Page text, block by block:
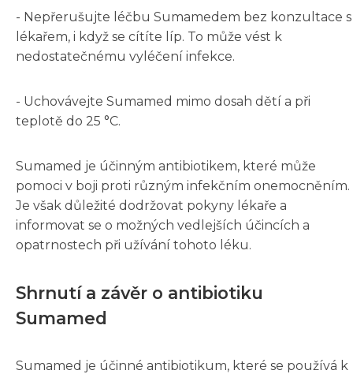
- Nepřerušujte léčbu Sumamedem bez konzultace s
lékařem, i když se cítíte líp. To může vést k
nedostatečnému vyléčení infekce.
- Uchovávejte Sumamed mimo dosah dětí a při
teplotě do 25 °C.
Sumamed je účinným antibiotikem, které může
pomoci v boji proti různým infekčním onemocněním.
Je však důležité dodržovat pokyny lékaře a
informovat se o možných vedlejších účincích a
opatrnostech při užívání tohoto léku.
Shrnutí a závěr o antibiotiku
Sumamed
Sumamed je účinné antibiotikum, které se používá k